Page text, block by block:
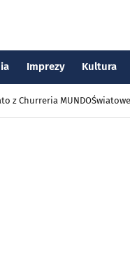
Imprezy Kultura
z Churreria MUNDO